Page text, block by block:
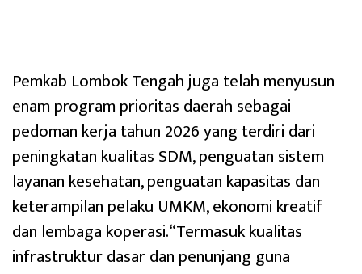
Pemkab Lombok Tengah juga telah menyusun
enam program prioritas daerah sebagai
pedoman kerja tahun 2026 yang terdiri dari
peningkatan kualitas SDM, penguatan sistem
layanan kesehatan, penguatan kapasitas dan
keterampilan pelaku UMKM, ekonomi kreatif
dan lembaga koperasi.“Termasuk kualitas
infrastruktur dasar dan penunjang guna